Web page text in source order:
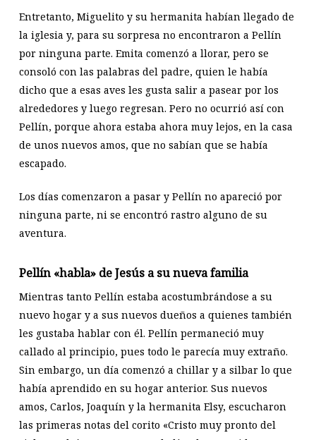
Entretanto, Miguelito y su hermanita habían llegado de
la iglesia y, para su sorpresa no encontraron a Pellín
por ninguna parte. Emita comenzó a llorar, pero se
consoló con las palabras del padre, quien le había
dicho que a esas aves les gusta salir a pasear por los
alrededores y luego regresan. Pero no ocurrió así con
Pellín, porque ahora estaba ahora muy lejos, en la casa
de unos nuevos amos, que no sabían que se había
escapado.
Los días comenzaron a pasar y Pellín no apareció por
ninguna parte, ni se encontró rastro alguno de su
aventura.
Pellín «habla» de Jesús a su nueva familia
Mientras tanto Pellín estaba acostumbrándose a su
nuevo hogar y a sus nuevos dueños a quienes también
les gustaba hablar con él. Pellín permaneció muy
callado al principio, pues todo le parecía muy extraño.
Sin embargo, un día comenzó a chillar y a silbar lo que
había aprendido en su hogar anterior. Sus nuevos
amos, Carlos, Joaquín y la hermanita Elsy, escucharon
las primeras notas del corito «Cristo muy pronto del